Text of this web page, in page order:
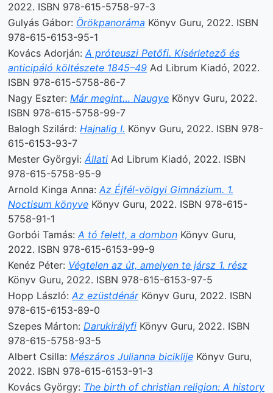
2022. ISBN 978-615-5758-97-3
Gulyás Gábor: Örökpanoráma Könyv Guru, 2022. ISBN
978-615-6153-95-1
Kovács Adorján:A próteuszi Petőfi. Kísérletező és
anticipáló költészete 1845–49 Ad Librum Kiadó, 2022.
ISBN 978-615-5758-86-7
Nagy Eszter: Már megint… Naugye Könyv Guru, 2022.
ISBN 978-615-5758-99-7
Balogh Szilárd: Hajnalig I. Könyv Guru, 2022. ISBN 978-
615-6153-93-7
Mester Györgyi:Állati Ad Librum Kiadó, 2022. ISBN
978-615-5758-95-9
Arnold Kinga Anna:Az Éjfél-völgyi Gimnázium. 1.
Noctisum könyve Könyv Guru, 2022. ISBN 978-615-
5758-91-1
Gorbói Tamás:A tó felett, a dombon Könyv Guru,
2022. ISBN 978-615-6153-99-9
Kenéz Péter: Végtelen az út, amelyen te jársz 1. rész
Könyv Guru, 2022. ISBN 978-615-6153-97-5
Hopp László:Az ezüstdénárKönyv Guru, 2022. ISBN
978-615-6153-89-0
Szepes Márton: Darukirályfi Könyv Guru, 2022. ISBN
978-615-5758-93-5
Albert Csilla: Mészáros Julianna biciklije Könyv Guru,
2022. ISBN 978-615-6153-91-3
Kovács György: The birth of christian religion: A history